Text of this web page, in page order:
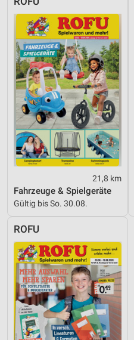
21,8 km
Fahrzeuge & Spielgeräte
Gültig bis So. 30.08.
ROFU
Performance
Funktional
Werbung